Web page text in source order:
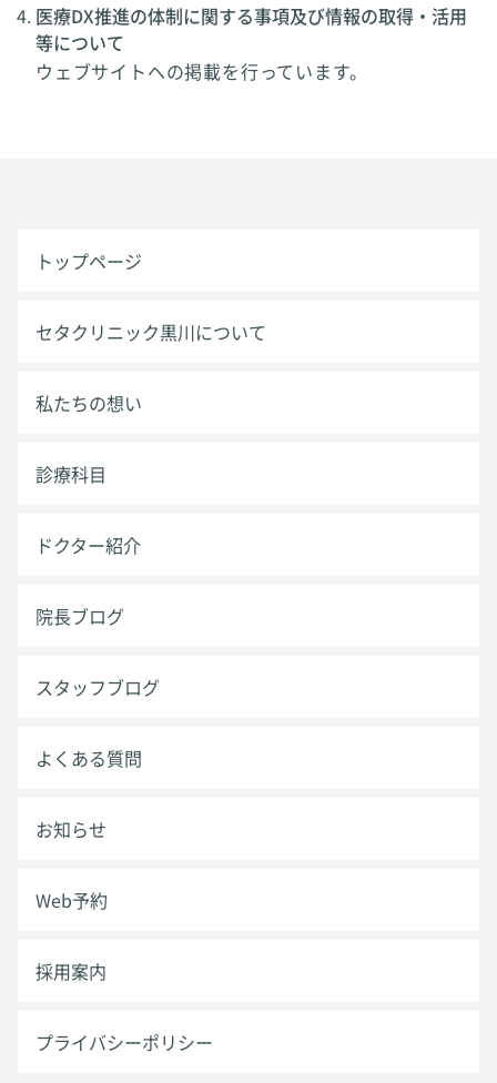
医療DX推進の体制に関する事項及び情報の取得・活用
等について
ウェブサイトへの掲載を行っています。
トップページ
セタクリニック黒川について
私たちの想い
診療科目
ドクター紹介
院長ブログ
スタッフブログ
よくある質問
お知らせ
Web予約
採用案内
プライバシーポリシー